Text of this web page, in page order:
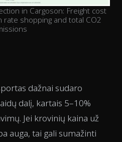
in Cargoson: Freight cost
rate shopping and total CO2
dažnai sudaro
dalį, kartais 5–10%
Jei krovinių kaina už
auga, tai gali sumažinti